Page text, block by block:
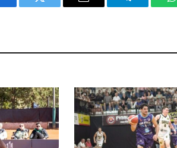
Twitter Email Telegram